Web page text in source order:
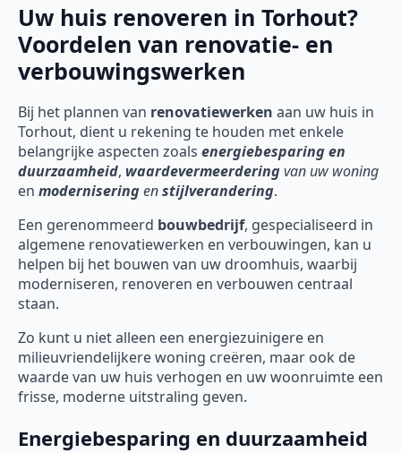
Uw huis renoveren in Torhout?
Voordelen van renovatie- en
verbouwingswerken
Bij het plannen van renovatiewerken aan uw huis in
Torhout, dient u rekening te houden met enkele
belangrijke aspecten zoals energiebesparing en
duurzaamheid, waardevermeerderingvan uw woning
en moderniseringenstijlverandering.
Een gerenommeerd bouwbedrijf, gespecialiseerd in
algemene renovatiewerken en verbouwingen, kan u
helpen bij het bouwen van uw droomhuis, waarbij
moderniseren, renoveren en verbouwen centraal
staan.
Zo kunt u niet alleen een energiezuinigere en
milieuvriendelijkere woning creëren, maar ook de
waarde van uw huis verhogen en uw woonruimte een
frisse, moderne uitstraling geven.
Energiebesparing en duurzaamheid